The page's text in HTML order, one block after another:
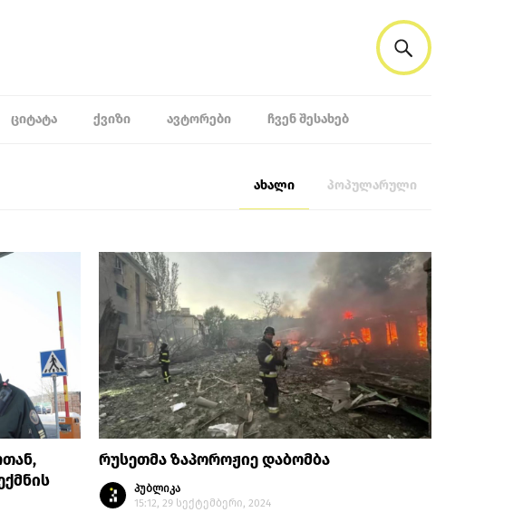
ᲪᲘᲢᲐᲢᲐ ᲥᲕᲘᲖᲘ ᲐᲕᲢᲝᲠᲔᲑᲘ ᲩᲕᲔᲜ ᲨᲔᲡᲐᲮᲔᲑ
ახალი პოპულარული
რუსეთმა ზაპოროჟიე დაბომბა
პუბლიკა
15:12, 29 სექტემბერი, 2024